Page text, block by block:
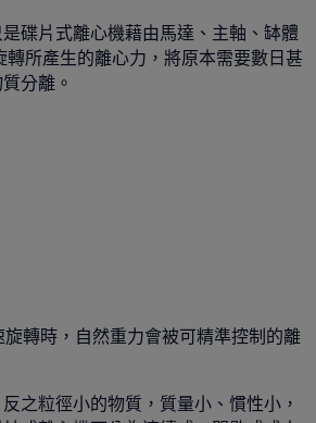
碟片式離心機藉由馬達、主軸、缽體
所產生的離心力，將原本需要數日甚
分離。
轉時，自然重力會被可精準控制的離
之粒徑小的物質，質量小、慣性小，